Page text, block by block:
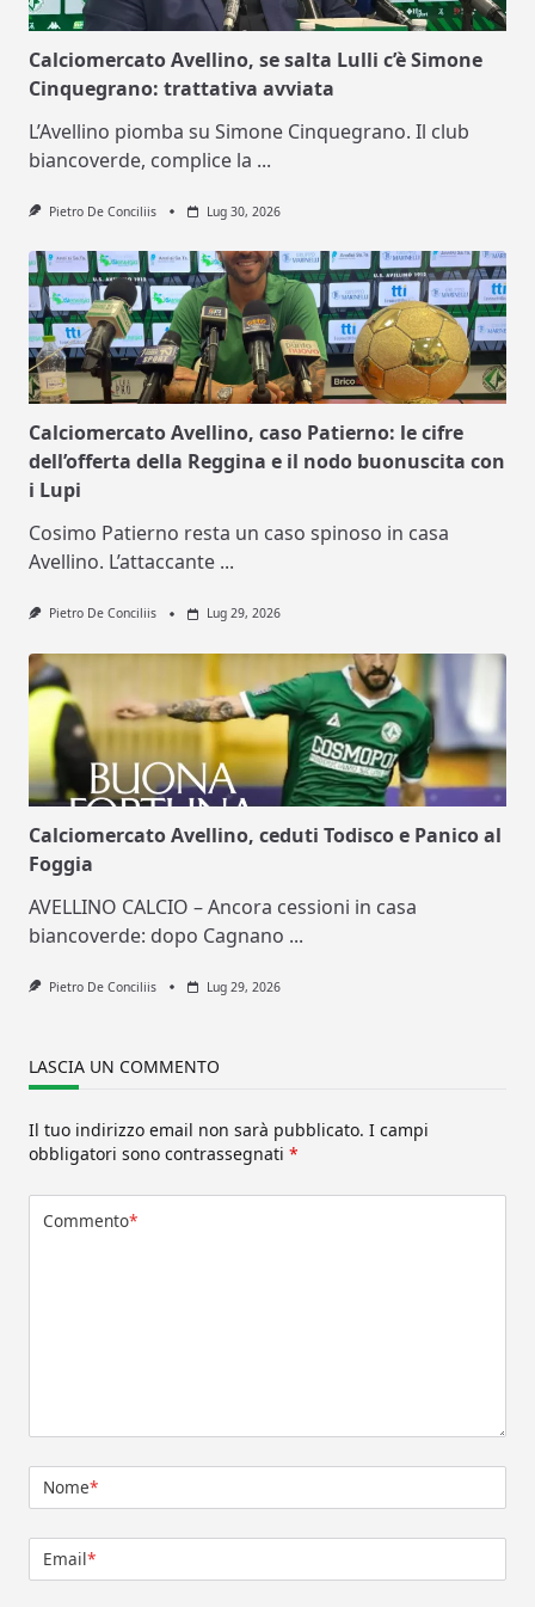
Calciomercato Avellino, se salta Lulli c’è Simone
Cinquegrano: trattativa avviata
L’Avellino piomba su Simone Cinquegrano. Il club
biancoverde, complice la ...
Pietro De Conciliis Lug 30, 2026
Calciomercato Avellino, caso Patierno: le cifre
dell’offerta della Reggina e il nodo buonuscita con
i Lupi
Cosimo Patierno resta un caso spinoso in casa
Avellino. L’attaccante ...
Pietro De Conciliis Lug 29, 2026
Calciomercato Avellino, ceduti Todisco e Panico al
Foggia
AVELLINO CALCIO – Ancora cessioni in casa
biancoverde: dopo Cagnano ...
Pietro De Conciliis Lug 29, 2026
LASCIA UN COMMENTO
Il tuo indirizzo email non sarà pubblicato. I campi
obbligatori sono contrassegnati *
Commento*
Nome*
Email*